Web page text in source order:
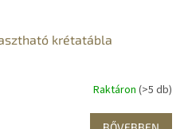
krétatábla
Raktáron (>5 db)